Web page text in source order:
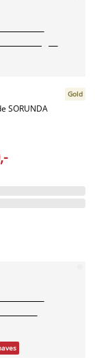
SORUNDA
Gold